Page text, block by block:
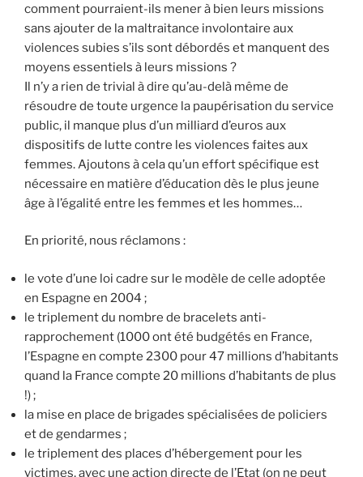
comment pourraient-ils mener à bien leurs missions
sans ajouter de la maltraitance involontaire aux
violences subies s’ils sont débordés et manquent des
moyens essentiels à leurs missions ?
Il n’y a rien de trivial à dire qu’au-delà même de
résoudre de toute urgence la paupérisation du service
public, il manque plus d’un milliard d’euros aux
dispositifs de lutte contre les violences faites aux
femmes. Ajoutons à cela qu’un effort spécifique est
nécessaire en matière d’éducation dès le plus jeune
âge à l’égalité entre les femmes et les hommes…
En priorité, nous réclamons :
le vote d’une loi cadre sur le modèle de celle adoptée
en Espagne en 2004 ;
le triplement du nombre de bracelets anti-
rapprochement (1000 ont été budgétés en France,
l’Espagne en compte 2300 pour 47 millions d’habitants
quand la France compte 20 millions d’habitants de plus
!) ;
la mise en place de brigades spécialisées de policiers
et de gendarmes ;
le triplement des places d’hébergement pour les
victimes, avec une action directe de l’Etat (on ne peut